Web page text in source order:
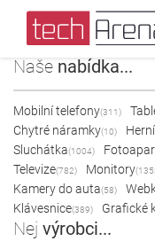
Naše nabídka...
Mobilní telefony(311)
Chytré náramky(10)
Sluchátka(1004)
Televize(782) Monitory
Kamery do auta(58)
Klávesnice(389) Grafické
Nej výrobci...